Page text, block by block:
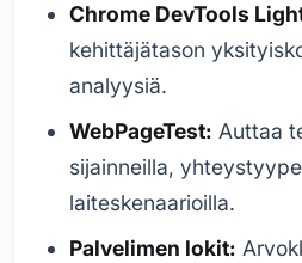
Chrome DevTools
kehittäjätason
analyysiä.
WebPageTest: Auttaa
sijainneilla,
laiteskenaarioilla.
Palvelimen lokit: